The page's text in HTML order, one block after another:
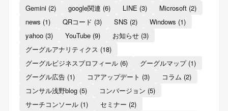
Gemini(2) google関連 (6) LINE (3) Microsoft(2)
news (1) QRコード (3) SNS (2) Windows (1)
yahoo(3) YouTube(9) お知らせ(3)
グーグルアナリティクス (18)
グーグルビジネスプロフィール(6) グーグルマップ(1)
グーグル広告(1) コアアップデート (3) コラム (2)
コンサル浅野blog(5) コンバージョン (5)
サーチコンソール(1) セミナー (2)